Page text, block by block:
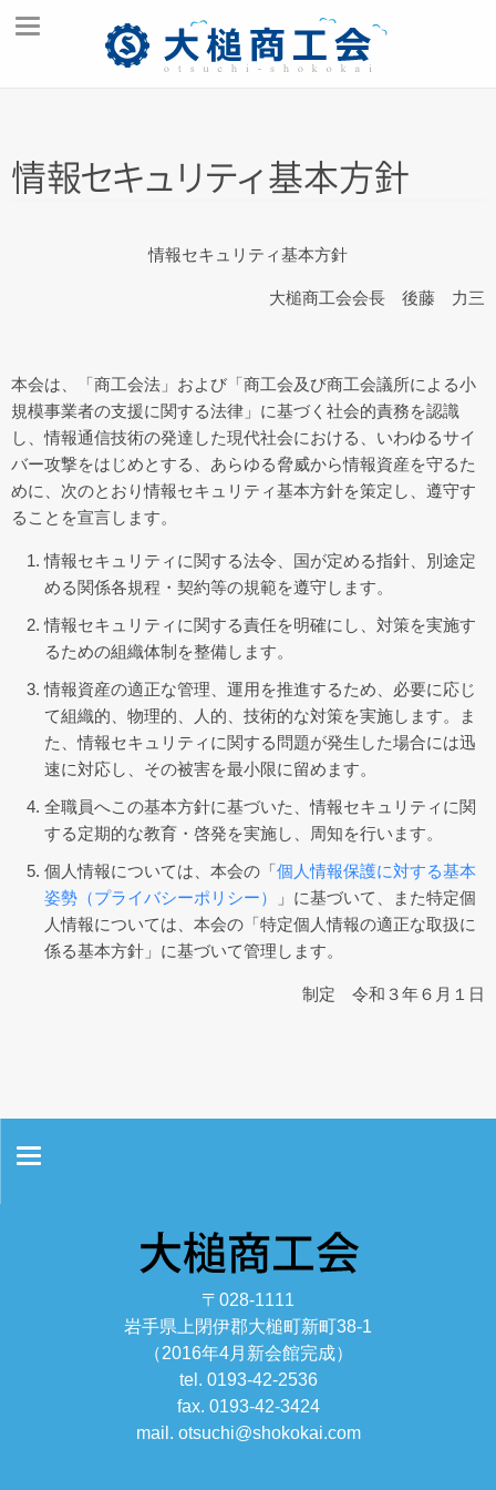
交通アクセス
商工会の事業
経営･金融支援
税務･経理支援
労務支援･事務代行
地域振興
青年部･女性部
各種共済制度
経営発達支援計画
各種補助金情報
小規模事業者持続化補助金
ものづくり補助金
事業承継・M＆A補助金
大槌町 起業人材育成支援補助金
情報セキュ リティ基本方針
情報セキュリティ基本方針
大槌商工会会長 後藤 力三
本会は、「商工会法」および「商工会及び商工会議所による小
規模事業者の支援に関する法律」に基づく社会的責務を認識
し、情報通信技術の発達した現代社会における、いわゆるサイ
バー攻撃をはじめとする、あらゆる脅威から情報資産を守るた
めに、次のとおり情報セキュリティ基本方針を策定し、遵守す
ることを宣言します。
情報セキュリティに関する法令、国が定める指針、別途定
める関係各規程・契約等の規範を遵守します。
情報セキュリティに関する責任を明確にし、対策を実施す
るための組織体制を整備します。
情報資産の適正な管理、運用を推進するため、必要に応じ
て組織的、物理的、人的、技術的な対策を実施します。ま
た、情報セキュリティに関する問題が発生した場合には迅
速に対応し、その被害を最小限に留めます。
全職員へこの基本方針に基づいた、情報セキュリティに関
する定期的な教育・啓発を実施し、周知を行います。
個人情報については、本会の「個人情報保護に対する基本
姿勢（プライバシーポリシー）
」に基づいて、また特定個
人情報については、本会の「特定個人情報の適正な取扱に
係る基本方針」に基づいて管理します。
制定 令和３年６月１日
情報セキュリティ基本方針
〒028-1111
岩手県上閉伊郡大槌町新町38-1
（2016年4月新会館完成）
tel. 0193-42-2536
fax. 0193-42-3424
mail. otsuchi@shokokai.com